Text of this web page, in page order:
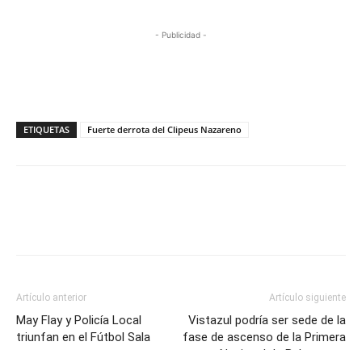
- Publicidad -
ETIQUETAS Fuerte derrota del Clipeus Nazareno
Artículo anterior
May Flay y Policía Local
triunfan en el Fútbol Sala
Artículo siguiente
Vistazul podría ser sede de la
fase de ascenso de la Primera